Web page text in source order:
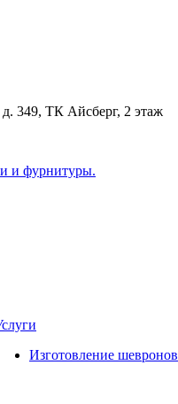
349, ТК Айсберг, 2 этаж
Изготовление шевронов